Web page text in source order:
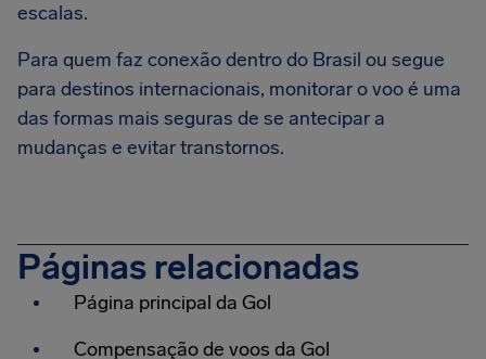
escalas.
Para quem faz conexão dentro do Brasil ou segue
para destinos internacionais, monitorar o voo é uma
das formas mais seguras de se antecipar a
mudanças e evitar transtornos.
Páginas relacionadas
Página principal da Gol
Compensação de voos da Gol